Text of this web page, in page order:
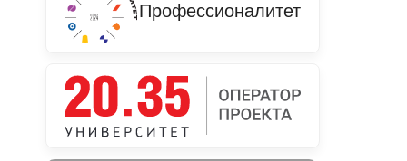
Профессионалитет